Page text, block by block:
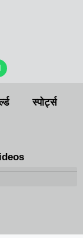
स्पोर्ट्स